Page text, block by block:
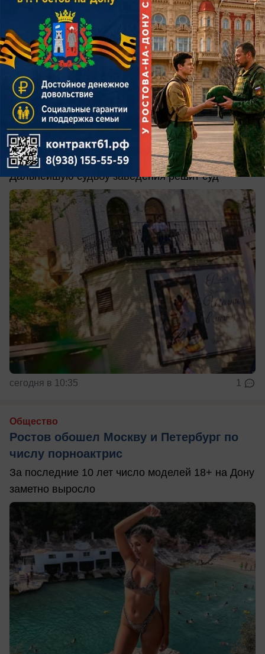
сегодня в 11:33 0
Общество
В Батайске закрыли кафе после
массового отравления посетителей
Дальнейшую судьбу заведения решит суд
сегодня в 10:35 1
Общество
Ростов обошел Москву и Петербург по
числу порноактрис
За последние 10 лет число моделей 18+ на Дону
заметно выросло